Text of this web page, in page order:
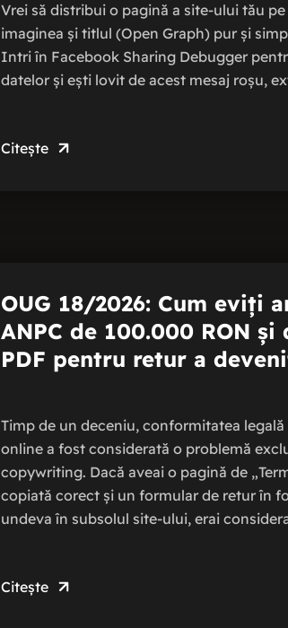
Vrei să distribui o pagină a site-ului tău
imaginea și titlul (Open Graph) pur și
Intri în Facebook Sharing Debugger
datelor și ești lovit de acest mesaj roșu,
Citește
OUG 18/2026: Cum eviți
ANPC de 100.000 RON și
PDF pentru retur a
Timp de un deceniu, conformitatea
online a fost considerată o problemă
copywriting. Dacă aveai o pagină de
copiată corect și un formular de retur în
undeva în subsolul site-ului, erai
Citește